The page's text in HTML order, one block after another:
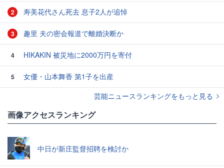
2 寿美花代さん死去 息子2人が追悼
3 趣里 夫の密会報道で離婚決断か
4 HIKAKIN 被災地に2000万円を寄付
5
女優・山本舞香 第1子を出産
芸能ニュースランキングをもっと見る
画像アクセスランキング
中日が新庄監督招聘を検討か